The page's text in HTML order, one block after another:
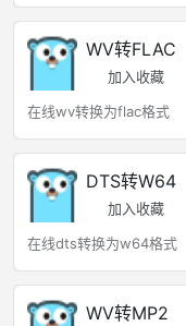
WV转FLAC
加入收藏
在线wv转换为flac格式
DTS转W64
加入收藏
在线dts转换为w64格式
WV转MP2